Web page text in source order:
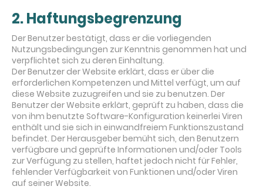
2. Haftungsbegrenzung
Der Benutzer bestätigt, dass er die vorliegenden
Nutzungsbedingungen zur Kenntnis genommen hat und
verpflichtet sich zu deren Einhaltung.
Der Benutzer der Website erklärt, dass er über die
erforderlichen Kompetenzen und Mittel verfügt, um auf
diese Website zuzugreifen und sie zu benutzen. Der
Benutzer der Website erklärt, geprüft zu haben, dass die
von ihm benutzte Software-Konfiguration keinerlei Viren
enthält und sie sich in einwandfreiem Funktionszustand
befindet. Der Herausgeber bemüht sich, den Benutzern
verfügbare und geprüfte Informationen und/oder Tools
zur Verfügung zu stellen, haftet jedoch nicht für Fehler,
fehlender Verfügbarkeit von Funktionen und/oder Viren
auf seiner Website.